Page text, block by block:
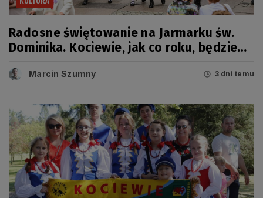
Radosne świętowanie na Jarmarku św.
Dominika. Kociewie, jak co roku, będzie
Marcin Szumny 3 dni temu